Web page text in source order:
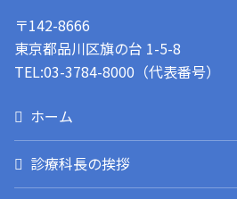
ホーム
診療科長の挨拶
〒142-8666
東京都品川区旗の台 1-5-8
TEL:03-3784-8000（代表番号）